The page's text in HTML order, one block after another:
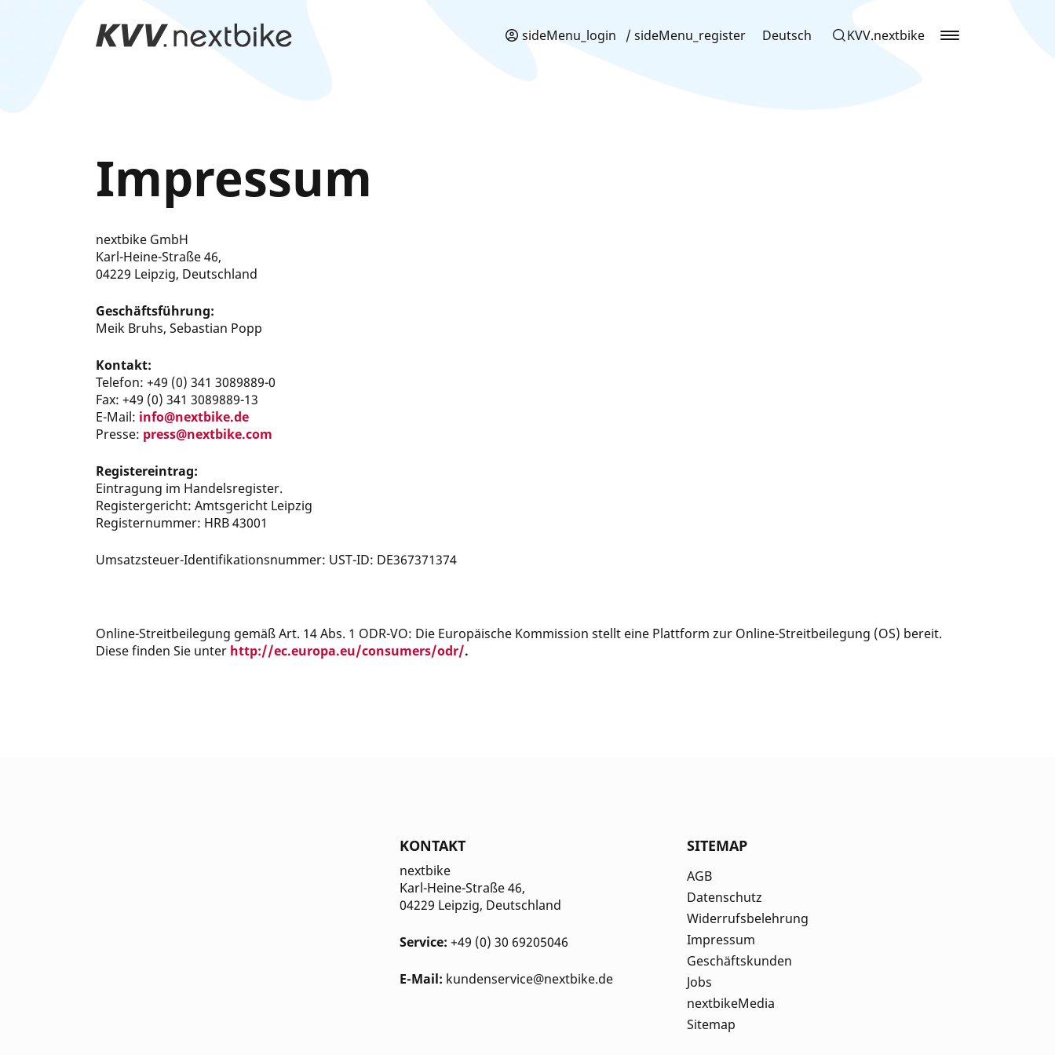
sideMenu_login / sideMenu_register Deutsch KVV.nextbike
Impressum
nextbike GmbH
Karl-Heine-Straße 46,
04229 Leipzig, Deutschland
Geschäftsführung:
Meik Bruhs, Sebastian Popp
Kontakt:
Telefon: +49 (0) 341 3089889-0
Fax: +49 (0) 341 3089889-13
E-Mail: info@nextbike.de
Presse: press@nextbike.com
Registereintrag:
Eintragung im Handelsregister.
Registergericht: Amtsgericht Leipzig
Registernummer: HRB 43001
Umsatzsteuer-Identifikationsnummer: UST-ID: DE367371374
Online-Streitbeilegung gemäß Art. 14 Abs. 1 ODR-VO: Die Europäische Kommission stellt eine Plattform zur Online-Streitbeilegung (OS) bereit.
Diese finden Sie unter http://ec.europa.eu/consumers/odr/.
KONTAKT
nextbike
Karl-Heine-Straße 46,
04229 Leipzig, Deutschland
Service: +49 (0) 30 69205046
E-Mail: kundenservice@nextbike.de
SITEMAP
AGB
Datenschutz
Widerrufsbelehrung
Impressum
Geschäftskunden
Jobs
nextbikeMedia
Sitemap